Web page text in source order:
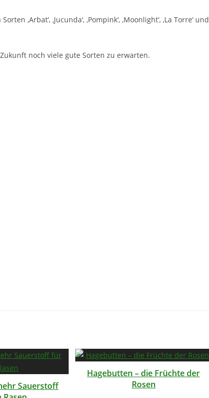
‚Arbat‘, ‚Jucunda‘, ‚Pompink‘, ‚Moonlight‘, ‚La Torre‘ und
noch viele gute Sorten zu erwarten.
Sauerstoff
Hagebutten – die Früchte der
Rosen